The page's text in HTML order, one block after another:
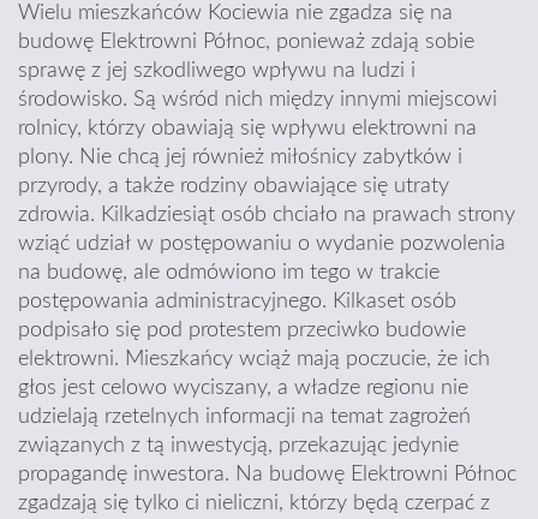
Wielu mieszkańców Kociewia nie zgadza się na
budowę Elektrowni Północ, ponieważ zdają sobie
sprawę z jej szkodliwego wpływu na ludzi i
środowisko. Są wśród nich między innymi miejscowi
rolnicy, którzy obawiają się wpływu elektrowni na
plony. Nie chcą jej również miłośnicy zabytków i
przyrody, a także rodziny obawiające się utraty
zdrowia. Kilkadziesiąt osób chciało na prawach strony
wziąć udział w postępowaniu o wydanie pozwolenia
na budowę, ale odmówiono im tego w trakcie
postępowania administracyjnego. Kilkaset osób
podpisało się pod protestem przeciwko budowie
elektrowni. Mieszkańcy wciąż mają poczucie, że ich
głos jest celowo wyciszany, a władze regionu nie
udzielają rzetelnych informacji na temat zagrożeń
związanych z tą inwestycją, przekazując jedynie
propagandę inwestora. Na budowę Elektrowni Północ
zgadzają się tylko ci nieliczni, którzy będą czerpać z